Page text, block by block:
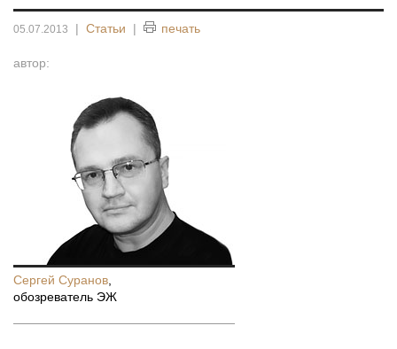
05.07.2013 | Статьи | печать
автор:
Сергей Суранов
обозреватель ЭЖ